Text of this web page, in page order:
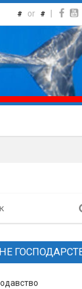
# or #